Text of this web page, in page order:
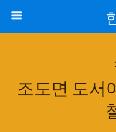
조도면 도서